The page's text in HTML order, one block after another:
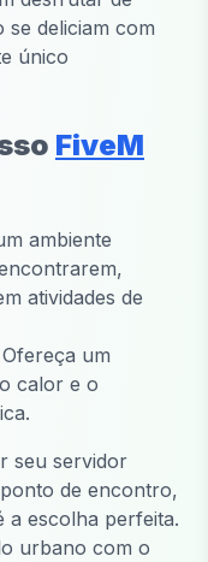
se deliciam com
único
FiveM
ambiente
atividades de
Ofereça um
calor e o
seu servidor
de encontro,
a escolha perfeita.
urbano com o